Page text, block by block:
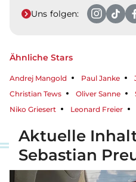
Uns folgen:
Ähnliche Stars
Andrej Mangold Paul Janke
Christian Tews
Oliver Sanne
Niko Griesert
Leonard Freier
Aktuelle
Sebastian